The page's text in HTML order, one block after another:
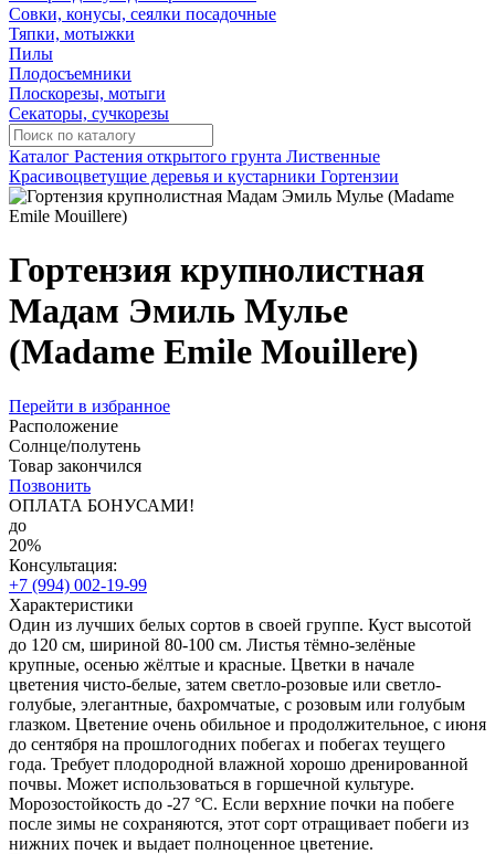
Совки, конусы, сеялки посадочные
Тяпки, мотыжки
Пилы
Плодосъемники
Плоскорезы, мотыги
Секаторы, сучкорезы
Каталог Растения открытого грунта Лиственные
Красивоцветущие деревья и кустарники Гортензии
Гортензия крупнолистная
Мадам Эмиль Мулье
(Madame Emile Mouillere)
Перейти в избранное
Расположение
Солнце/полутень
Товар закончился
Позвонить
ОПЛАТА БОНУСАМИ!
до
20%
Консультация:
+7 (994) 002-19-99
Характеристики
Один из лучших белых сортов в своей группе. Куст высотой
до 120 см, шириной 80-100 см. Листья тёмно-зелёные
крупные, осенью жёлтые и красные. Цветки в начале
цветения чисто-белые, затем светло-розовые или светло-
голубые, элегантные, бахромчатые, с розовым или голубым
глазком. Цветение очень обильное и продолжительное, с июня
до сентября на прошлогодних побегах и побегах теущего
года. Требует плодородной влажной хорошо дренированной
почвы. Может использоваться в горшечной культуре.
Морозостойкость до -27 °С. Если верхние почки на побеге
после зимы не сохраняются, этот сорт отращивает побеги из
нижних почек и выдает полноценное цветение.